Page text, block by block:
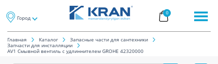
Город
0
Главная Каталог
Запасные части для сантехники
Запчасти для инсталляции
AV1 Смывной вентиль с удлиннителем GROHE 42320000